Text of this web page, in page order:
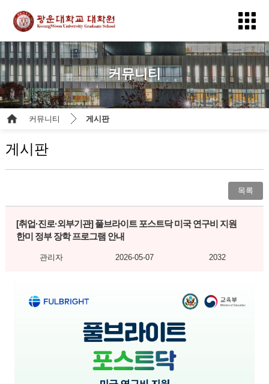
커뮤니티
커뮤니티 게시판
게시판
목록
[취업·진로·외부기관]풀브라이트 포스트닥 미국 연구비 지원
한미 정부 장학 프로그램 안내
관리자 2026-05-07 2032